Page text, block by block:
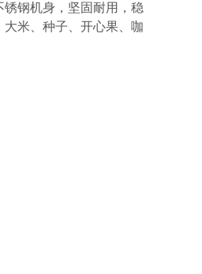
锈钢机身，坚固耐用，稳
米、种子、开心果、咖